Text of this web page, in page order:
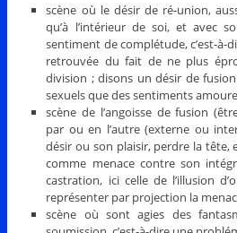
scène où le désir de ré-union,
qu’à l’intérieur de soi, et avec
sentiment de complétude, c’est-à-
retrouvée du fait de ne plus
division ; disons un désir de
sexuels que des sentiments
scène de l’angoisse de fusion
par ou en l’autre (externe ou
désir ou son plaisir, perdre la tête,
comme menace contre son
castration, ici celle de l’illusion
représenter par projection la
scène où sont agies des